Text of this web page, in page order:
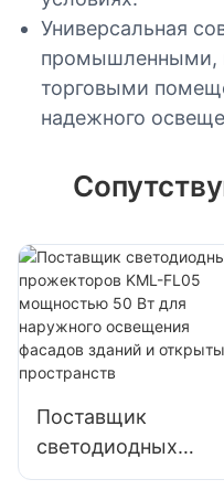
Универсальная
промышленными,
торговыми
надежного
Поставщик
светодиодных
прожекторов